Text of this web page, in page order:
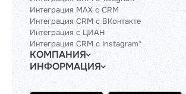
Интеграция MAX с CRM
Интеграция CRM с ВКонтакте
Интеграция с ЦИАН
Интеграция CRM с Instagram*
КОМПАНИЯ
Блог
Гайды
Контакты
ИНФОРМАЦИЯ
Официальным партнерам
Техническим партнерам